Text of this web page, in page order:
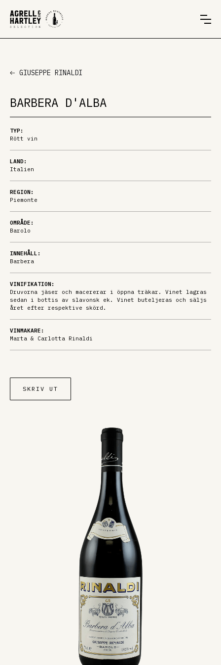
GIUSEPPE RINALDI
BARBERA D'ALBA
TYP:
Rött vin
LAND:
Italien
REGION:
Piemonte
OMRÅDE:
Barolo
INNEHÅLL:
Barbera
VINIFIKATION:
Druvorna jäser och macererar i öppna träkar. Vinet lagras
sedan i bottis av slavonsk ek. Vinet buteljeras och säljs
året efter respektive skörd.
VINMAKARE:
Marta & Carlotta Rinaldi
SKRIV UT